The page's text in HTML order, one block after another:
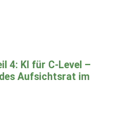
4: KI für C-Level –
Aufsichtsrat im